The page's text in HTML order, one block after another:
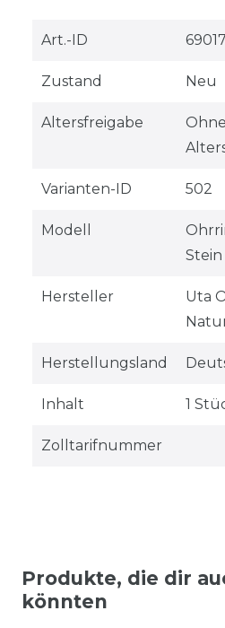
Technisches
Wert
Art.-ID
Zustand Neu
Altersfreigabe
Ohne
Varianten-ID 502
Modell
Stein
Hersteller
Uta
Herstellungsland
Inhalt 1
Zolltarifnummer
Produkte, die dir
könnten